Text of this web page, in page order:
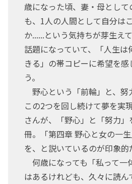
歳になった頃、妻・母とし
も、1人の人間として自分は
か......という気持ちが芽生え
話題になっていて、「人生は
きる」の帯コピーに希望を
う。
野心という「前輪」と、努
この2つを回し続けて夢を実
さんが、「野心」と「努力
冊。「第四章 野心と女の一
を、と説いているのが印象的
何歳になっても「私って一
はあるけれども、久々に読